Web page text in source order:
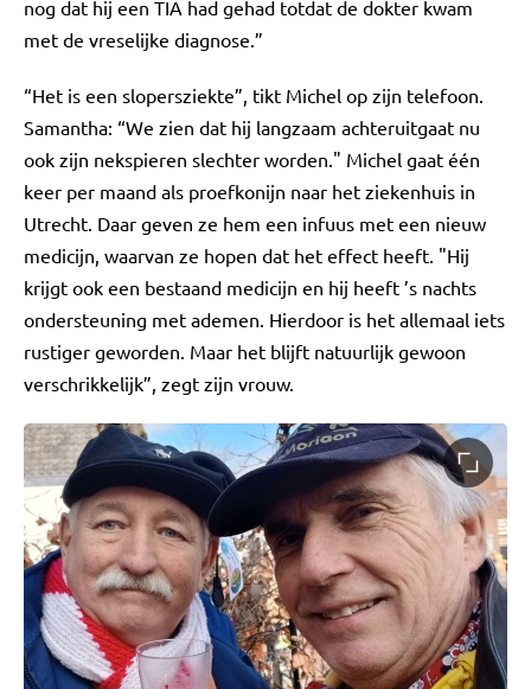
nog dat hij een TIA had gehad totdat de dokter kwam
met de vreselijke diagnose.”
“Het is een slopersziekte”, tikt Michel op zijn telefoon.
Samantha: “We zien dat hij langzaam achteruitgaat nu
ook zijn nekspieren slechter worden." Michel gaat één
keer per maand als proefkonijn naar het ziekenhuis in
Utrecht. Daar geven ze hem een infuus met een nieuw
medicijn, waarvan ze hopen dat het effect heeft. "Hij
krijgt ook een bestaand medicijn en hij heeft ’s nachts
ondersteuning met ademen. Hierdoor is het allemaal iets
rustiger geworden. Maar het blijft natuurlijk gewoon
verschrikkelijk”, zegt zijn vrouw.